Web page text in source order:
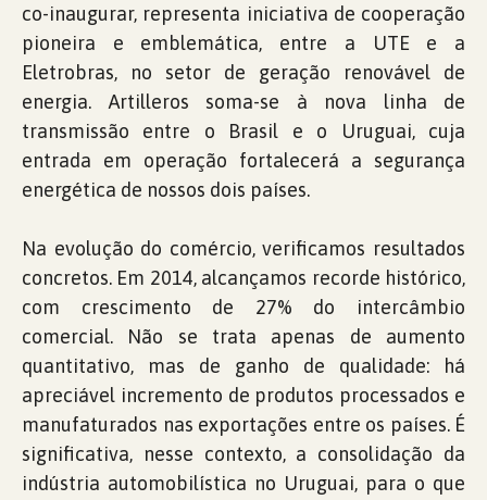
co-inaugurar, representa iniciativa de cooperação
pioneira e emblemática, entre a UTE e a
Eletrobras, no setor de geração renovável de
energia. Artilleros soma-se à nova linha de
transmissão entre o Brasil e o Uruguai, cuja
entrada em operação fortalecerá a segurança
energética de nossos dois países.
Na evolução do comércio, verificamos resultados
concretos. Em 2014, alcançamos recorde histórico,
com crescimento de 27% do intercâmbio
comercial. Não se trata apenas de aumento
quantitativo, mas de ganho de qualidade: há
apreciável incremento de produtos processados e
manufaturados nas exportações entre os países. É
significativa, nesse contexto, a consolidação da
indústria automobilística no Uruguai, para o que